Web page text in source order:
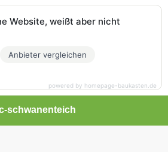
schwanenteich
Website, weißt aber nicht
Anbieter vergleichen
powered by homepage-baukasten.de